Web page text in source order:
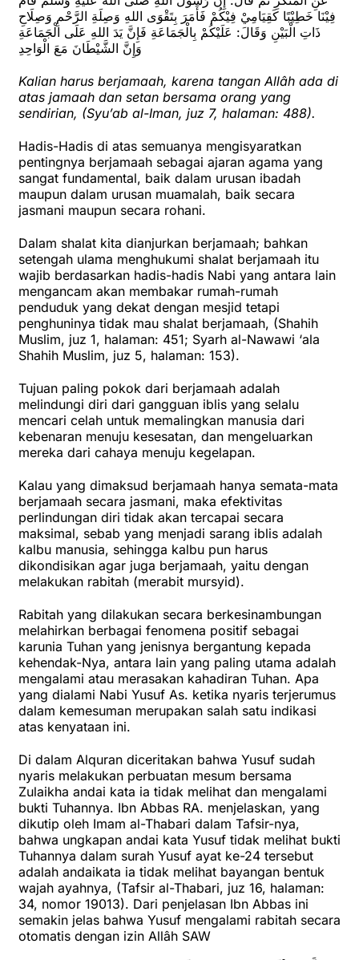
فِيْنَا خَطِيْبًا كَقِيَامِيْ فِيْكُمْ فَأَمَرَ بِتَقْوَى اللهِ وَصِلَةِ الرَّحْمِ وَصِلَاحِ
ذَاتِ الْبَيْنِ وَقَالَ: عَلَيْكُمْ بِالْجَمَاعَةِ فَإِنَّ يَدَ اللهِ عَلَى الْجَمَاعَةِ
وَإِنَّ الشَّيْطَانَ مَعَ الْوَاحِدِ
Kalian harus berjamaah, karena tangan Allâh ada di
atas jamaah dan setan bersama orang yang
sendirian, (Syu’ab al-Iman, juz 7, halaman: 488).
Hadis-Hadis di atas semuanya mengisyaratkan
pentingnya berjamaah sebagai ajaran agama yang
sangat fundamental, baik dalam urusan ibadah
maupun dalam urusan muamalah, baik secara
jasmani maupun secara rohani.
Dalam shalat kita dianjurkan berjamaah; bahkan
setengah ulama menghukumi shalat berjamaah itu
wajib berdasarkan hadis-hadis Nabi yang antara lain
mengancam akan membakar rumah-rumah
penduduk yang dekat dengan mesjid tetapi
penghuninya tidak mau shalat berjamaah, (Shahih
Muslim, juz 1, halaman: 451; Syarh al-Nawawi ‘ala
Shahih Muslim, juz 5, halaman: 153).
Tujuan paling pokok dari berjamaah adalah
melindungi diri dari gangguan iblis yang selalu
mencari celah untuk memalingkan manusia dari
kebenaran menuju kesesatan, dan mengeluarkan
mereka dari cahaya menuju kegelapan.
Kalau yang dimaksud berjamaah hanya semata-mata
berjamaah secara jasmani, maka efektivitas
perlindungan diri tidak akan tercapai secara
maksimal, sebab yang menjadi sarang iblis adalah
kalbu manusia, sehingga kalbu pun harus
dikondisikan agar juga berjamaah, yaitu dengan
melakukan rabitah (merabit mursyid).
Rabitah yang dilakukan secara berkesinambungan
melahirkan berbagai fenomena positif sebagai
karunia Tuhan yang jenisnya bergantung kepada
kehendak-Nya, antara lain yang paling utama adalah
mengalami atau merasakan kahadiran Tuhan. Apa
yang dialami Nabi Yusuf As. ketika nyaris terjerumus
dalam kemesuman merupakan salah satu indikasi
atas kenyataan ini.
Di dalam Alquran diceritakan bahwa Yusuf sudah
nyaris melakukan perbuatan mesum bersama
Zulaikha andai kata ia tidak melihat dan mengalami
bukti Tuhannya. Ibn Abbas RA. menjelaskan, yang
dikutip oleh Imam al-Thabari dalam Tafsir-nya,
bahwa ungkapan andai kata Yusuf tidak melihat bukti
Tuhannya dalam surah Yusuf ayat ke-24 tersebut
adalah andaikata ia tidak melihat bayangan bentuk
wajah ayahnya, (Tafsir al-Thabari, juz 16, halaman:
34, nomor 19013). Dari penjelasan Ibn Abbas ini
semakin jelas bahwa Yusuf mengalami rabitah secara
otomatis dengan izin Allâh SAW